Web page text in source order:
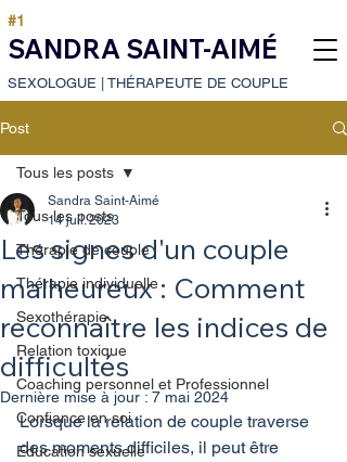
#1
SANDRA SAINT-AIMÉ
SEXOLOGUE THÉRAPEUTE DE COUPLE
Post
Tous les posts
Thérapie de couple
Thérapie individuelle
Sexothérapie
Relation toxique
Coaching personnel et Professionnel
Confiance en soi
Education sexuelle
Tous les posts
Les signes d'un couple
malheureux : Comment
reconnaître les indices de
difficultés
Sandra Saint-Aimé
14 juil. 2023
Dernière mise à jour : 7 mai 2024
Lorsque la relation de couple traverse
des moments difficiles, il peut être